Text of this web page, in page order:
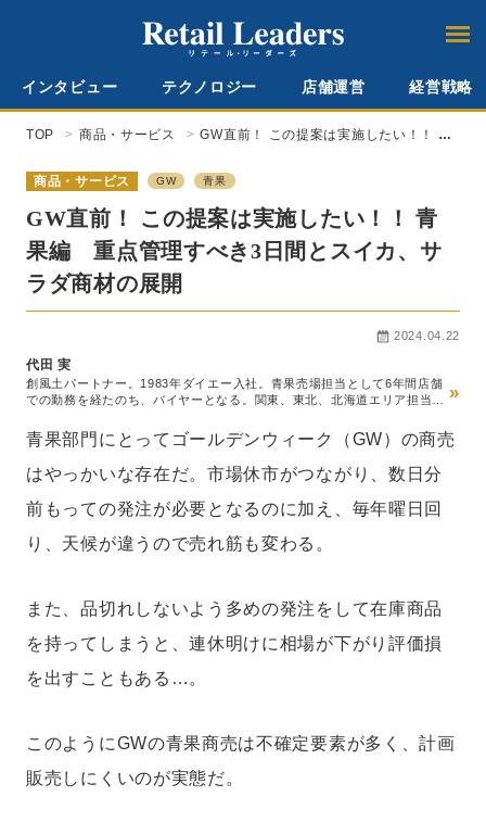
インタビュー テクノロジー 店舗運営 経営戦略
TOP 商品・サービス
GW直前！ この提案は実施したい！！ 青
ラダ商材の展開
商品・サービス GW 青果
GW直前！ この提案は実施したい！！ 青
果編 重点管理すべき3日間とスイカ、サ
ラダ商材の展開
2024.04.22
代田 実
創風土パートナー。1983年ダイエー入社。青果売場担当として6年間店舗
での勤務を経たのち、バイヤーとなる。関東、東北、北海道エリア担当バ
ザーとして本社で商品開発、人事部で青果部門の人材育成を担当。2014年
に両親の介護のため退職したのちは、介護の傍ら農産物産地、中間流通、
小売向けの雑誌執筆、セミナー講師などを務め現在に至る。
»
青果部門にとってゴールデンウィーク（GW）の商売
はやっかいな存在だ。市場休市がつながり、数日分
前もっての発注が必要となるのに加え、毎年曜日回
り、天候が違うので売れ筋も変わる。
また、品切れしないよう多めの発注をして在庫商品
を持ってしまうと、連休明けに相場が下がり評価損
を出すこともある…。
このようにGWの青果商売は不確定要素が多く、計画
販売しにくいのが実態だ。